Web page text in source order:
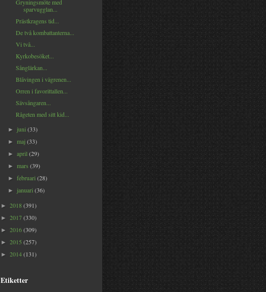
Gryningsmöte med
sparvugglan...
Prästkragens tid...
De två kombattanterna...
Vi två...
Kyrkobesöket...
Sånglärkan...
Blåvingen i vägrenen...
Orren i favorittallen...
Sävsångaren...
Rågeten med sitt kid...
► juni(33)
►maj(33)
►april(29)
►mars(39)
►februari(28)
► januari(36)
► 2018 (391)
► 2017(330)
► 2016(309)
► 2015 (257)
► 2014(131)
Etiketter